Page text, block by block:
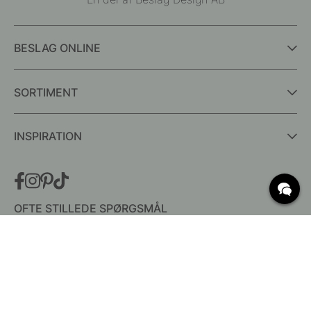
BESLAG ONLINE
SORTIMENT
INSPIRATION
OFTE STILLEDE SPØRGSMÅL